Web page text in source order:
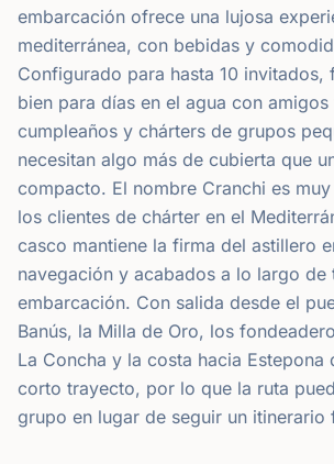
embarcación ofrece una lujosa
mediterránea, con bebidas y
Configurado para hasta 10 invitados,
bien para días en el agua con
cumpleaños y chárters de grupos
necesitan algo más de cubierta que
compacto. El nombre Cranchi es
los clientes de chárter en el
casco mantiene la firma del astillero
navegación y acabados a lo largo de
embarcación. Con salida desde el
Banús, la Milla de Oro, los
La Concha y la costa hacia Estepona
corto trayecto, por lo que la ruta
grupo en lugar de seguir un itinerario